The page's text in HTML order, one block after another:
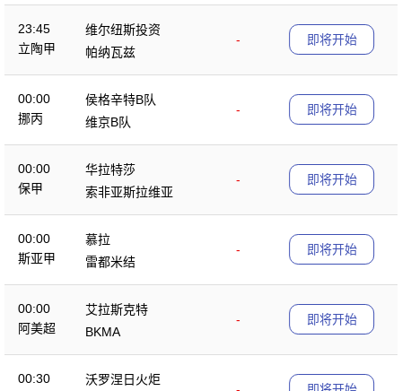
23:45
立陶甲
维尔纽斯投资
-
帕纳瓦兹
即将开始
00:00
挪丙
侯格辛特B队
-
维京B队
即将开始
00:00
保甲
华拉特莎
-
索非亚斯拉维亚
即将开始
00:00
斯亚甲
慕拉
-
雷都米结
即将开始
00:00
阿美超
艾拉斯克特
-
BKMA
即将开始
00:30
沃罗涅日火炬